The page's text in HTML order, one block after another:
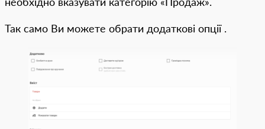
Так само Ви можете обрати додаткові опції .